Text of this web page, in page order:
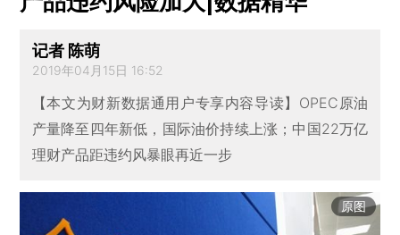
记者 陈萌
2019年04月15日 16:52
【本文为财新数据通用户专享内容导读】OPEC原油
产量降至四年新低，国际油价持续上涨；中国22万亿
理财产品距违约风暴眼再近一步
原图